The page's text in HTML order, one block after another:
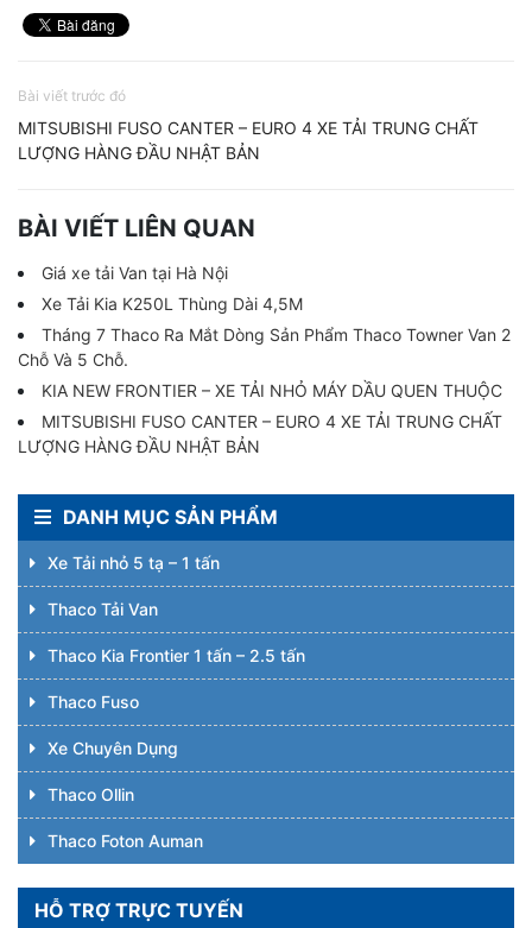
Bài viết trước đó
MITSUBISHI FUSO CANTER – EURO 4 XE TẢI TRUNG CHẤT
LƯỢNG HÀNG ĐẦU NHẬT BẢN
BÀI VIẾT LIÊN QUAN
Giá xe tải Van tại Hà Nội
Xe Tải Kia K250L Thùng Dài 4,5M
Tháng 7 Thaco Ra Mắt Dòng Sản Phẩm Thaco Towner Van 2
Chỗ Và 5 Chỗ.
KIA NEW FRONTIER – XE TẢI NHỎ MÁY DẦU QUEN THUỘC
MITSUBISHI FUSO CANTER – EURO 4 XE TẢI TRUNG CHẤT
LƯỢNG HÀNG ĐẦU NHẬT BẢN
DANH MỤC SẢN PHẨM
Xe Tải nhỏ 5 tạ – 1 tấn
Thaco Tải Van
Thaco Kia Frontier 1 tấn – 2.5 tấn
Thaco Fuso
Xe Chuyên Dụng
Thaco Ollin
Thaco Foton Auman
HỖ TRỢ TRỰC TUYẾN